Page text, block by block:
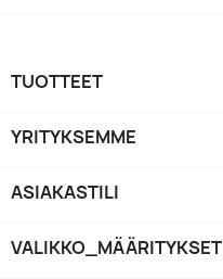
TUOTTEET
YRITYKSEMME
ASIAKASTILI
VALIKKO_MÄÄRITYKSET